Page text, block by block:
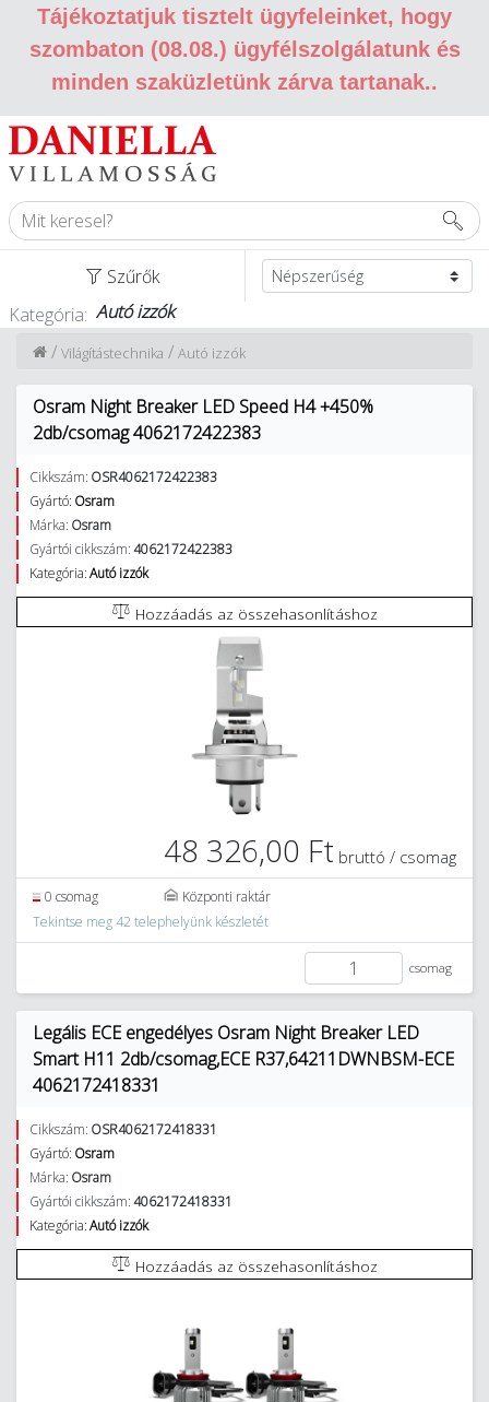
Tájékoztatjuk tisztelt ügyfeleinket, hogy
szombaton (08.08.) ügyfélszolgálatunk és
minden szaküzletünk zárva tartanak..
Szűrők
Kategória: Autó izzók
Autó izzók
/
Világítástechnika
/
Osram Night Breaker LED Speed H4 +450%
2db/csomag 4062172422383
Cikkszám: OSR4062172422383
Gyártó: Osram
Márka: Osram
Gyártói cikkszám:4062172422383
Kategória:Autó izzók
Hozzáadás az összehasonlításhoz
48 326,00 Ft bruttó / csomag
0 csomag
Központi raktár
Tekintse meg 42 telephelyünk készletét
csomag
Legális ECE engedélyes Osram Night Breaker LED
Smart H11 2db/csomag,ECE R37,64211DWNBSM-ECE
4062172418331
Cikkszám: OSR4062172418331
Gyártó: Osram
Márka: Osram
Gyártói cikkszám:4062172418331
Kategória:Autó izzók
Hozzáadás az összehasonlításhoz